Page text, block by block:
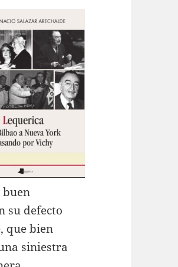
buen
su defecto
que bien
siniestra